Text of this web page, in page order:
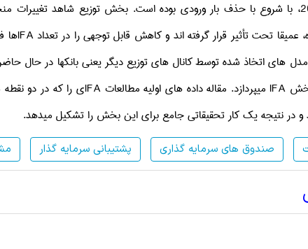
عمیقا تحت تأثیر قرار گرفته ­اند و کاهش قابل توجهی را در تعدادIFAها
مدل­ های اتخاذ شده توسط کانال­ های توزیع دیگر یعنی بانک­ها در حال
IFA می­پردازد. مقاله داده ­های اولیه مطالعاتIFA
و در نتیجه یک کار تحقیقاتی جامع برای این بخش را تشکیل می­دهد.
پشتیبانی سرمایه گذار صندوق های سرمایه گذاری